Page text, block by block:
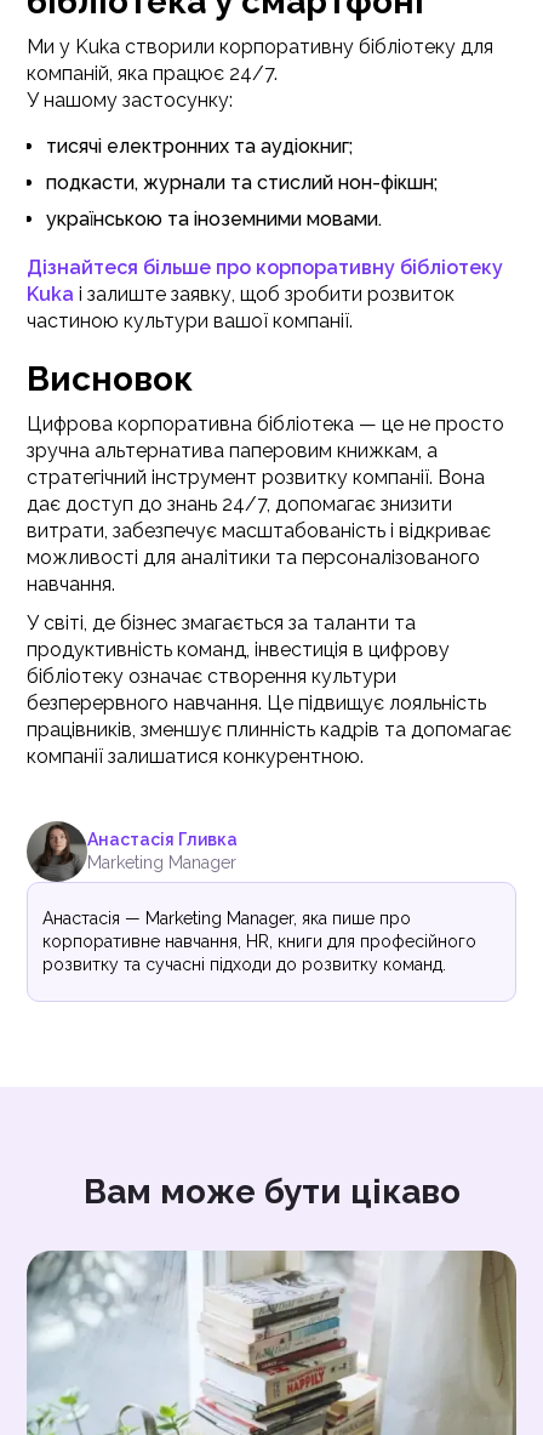
Ми у Kuka створили корпоративну бібліотеку для
компаній, яка працює 24/7.
У нашому застосунку:
тисячі електронних та аудіокниг;
подкасти, журнали та стислий нон-фікшн;
українською та іноземними мовами.
Дізнайтеся більше про корпоративну бібліотеку
Kuka і залиште заявку, щоб зробити розвиток
частиною культури вашої компанії.
Висновок
Цифрова корпоративна бібліотека — це не просто
зручна альтернатива паперовим книжкам, а
стратегічний інструмент розвитку компанії. Вона
дає доступ до знань 24/7, допомагає знизити
витрати, забезпечує масштабованість і відкриває
можливості для аналітики та персоналізованого
навчання.
У світі, де бізнес змагається за таланти та
продуктивність команд, інвестиція в цифрову
бібліотеку означає створення культури
безперервного навчання. Це підвищує лояльність
працівників, зменшує плинність кадрів та допомагає
компанії залишатися конкурентною.
Анастасія Гливка
Marketing Manager
Анастасія — Marketing Manager, яка пише про
корпоративне навчання, HR, книги для професійного
розвитку та сучасні підходи до розвитку команд.
Вам може бути цікаво